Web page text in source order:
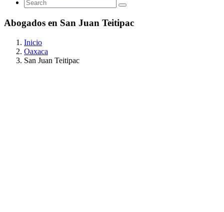
Abogados en San Juan Teitipac
Inicio
Oaxaca
San Juan Teitipac